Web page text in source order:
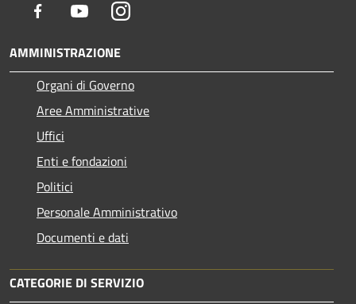
Facebook YoutubeInstagram
AMMINISTRAZIONE
Organi di Governo
Aree Amministrative
Uffici
Enti e fondazioni
Politici
Personale Amministrativo
Documenti e dati
CATEGORIE DI SERVIZIO